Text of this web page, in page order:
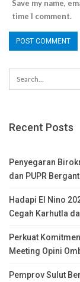
Save my name,
time I comment.
Recent Posts
Penyegaran
dan PUPR
Hadapi El Nino
Cegah Karhutla
Perkuat
Meeting Opini
Pemprov Sulut